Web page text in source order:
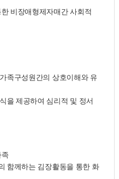
비장애형제자매간 사회적
족구성원간의 상호이해와 유
을 제공하여 심리적 및 정서
함께하는 김장활동을 통한 화